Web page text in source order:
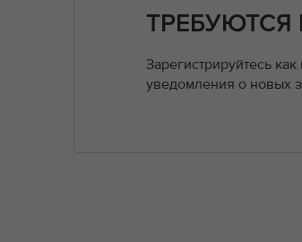
ТРЕБУЮТСЯ
Зарегистрируйтесь
уведомления о новых